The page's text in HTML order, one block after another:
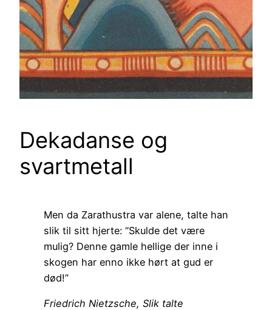
Dekadanse og
svartmetall
Men da Zarathustra var alene, talte han
slik til sitt hjerte: “Skulde det være
mulig? Denne gamle hellige der inne i
skogen har enno ikke hørt at gud er
død!”
Friedrich Nietzsche, Slik talte